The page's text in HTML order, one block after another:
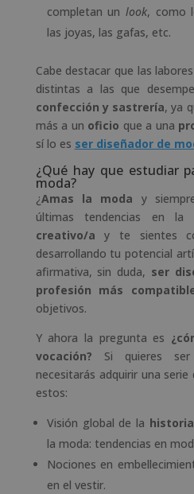
completan unlook, como
las joyas, las gafas, etc.
Cabe destacar que las
distintas a las que
confección y sastrería, ya
más a un oficio que a una
sí lo es ser diseñador de
¿Qué hay que estudiar
moda?
¿Amas la moda y
últimas tendencias en la
creativo/a y te sientes
desarrollando tu potencial
afirmativa, sin duda, ser
profesión más
objetivos.
Y ahora la pregunta es
vocación? Si quieres
necesitarás adquirir una
estos:
Visión global de la
la moda: tendencias en
Nociones en
en el vestir.